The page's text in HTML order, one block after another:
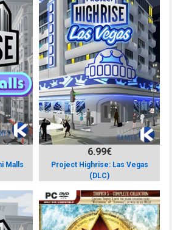
Malls
Project Highrise: Las Vegas
(DLC)
6.99€